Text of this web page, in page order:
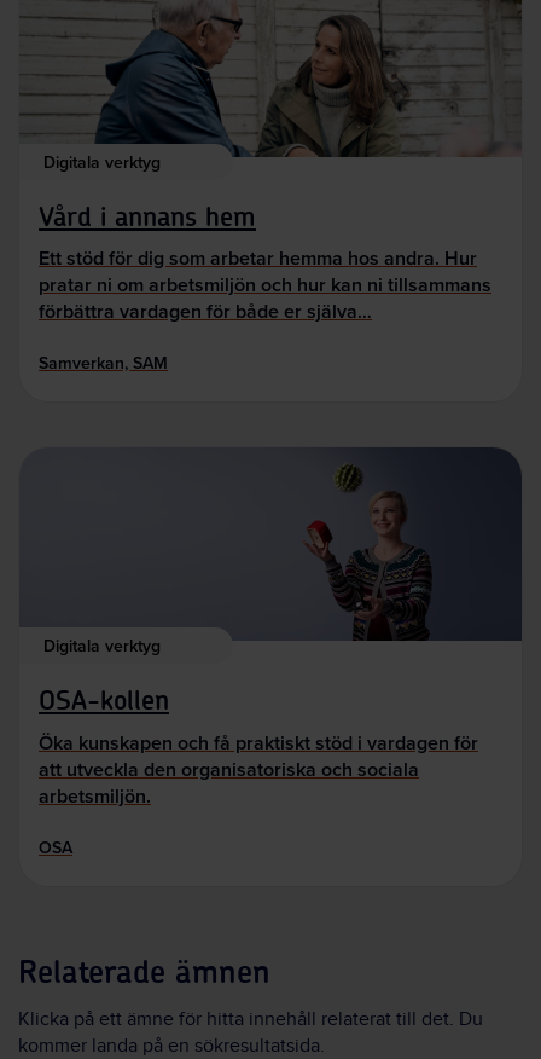
Digitala verktyg
Vård i annans hem
Ett stöd för dig som arbetar hemma hos andra. Hur
pratar ni om arbetsmiljön och hur kan ni tillsammans
förbättra vardagen för både er själva…
Samverkan, SAM
Digitala verktyg
OSA-kollen
Öka kunskapen och få praktiskt stöd i vardagen för
att utveckla den organisatoriska och sociala
arbetsmiljön.
OSA
Relaterade ämnen
Klicka på ett ämne för hitta innehåll relaterat till det. Du
kommer landa på en sökresultatsida.